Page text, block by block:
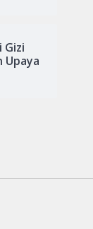
Gizi
Upaya